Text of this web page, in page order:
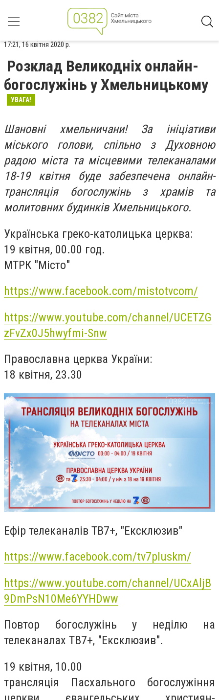
17:21, 16 квітня 2020 р.
Розклад Великодніх онлайн-
богослужінь у Хмельницькому
УВАГА!
Шановні хмельничани! За ініціативи
міського голови, спільно з Духовною
радою міста та місцевими телеканалами
18-19 квітня буде забезпечена онлайн-
трансляція богослужінь з храмів та
молитовних будинків Хмельницького.
Українська греко-католицька церква:
19 квітня, 00.00 год.
МТРК "Місто"
https://www.facebook.com/mistotvcom/
https://www.youtube.com/channel/UCETZG
zFvZx0J5hwyfmi-Snw
Православна церква України:
18 квітня, 23.30
Ефір телеканалів ТВ7+, "Ексклюзив"
https://www.facebook.com/tv7pluskm/
https://www.youtube.com/channel/UCxAljB
9DmPsN10Me6YYHDww
Повтор богослужінь у неділю на
телеканалах ТВ7+, "Ексклюзив".
19 квітня, 10.00
трансляція Пасхального богослужіння